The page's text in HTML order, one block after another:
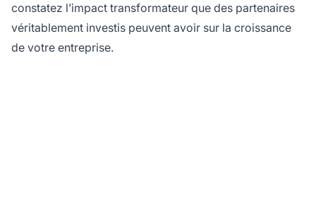
constatez l’impact transformateur que des partenaires
véritablement investis peuvent avoir sur la croissance
de votre entreprise.